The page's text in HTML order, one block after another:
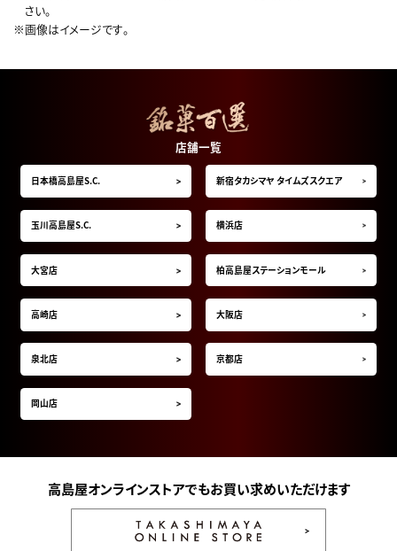
さい。
※画像はイメージです。
店舗一覧
日本橋高島屋S.C. 新宿タカシマヤ タイムズスクエア
玉川高島屋S.C. 横浜店
大宮店 柏高島屋ステーションモール
高崎店 大阪店
泉北店 京都店
岡山店
高島屋オンラインストアでもお買い求めいただけます